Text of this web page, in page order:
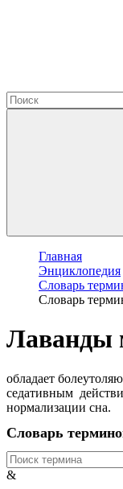
Главная
Энциклопедия
Словарь
Словарь
Лаванды
обладает
седативным
нормализации сна.
Словарь
&